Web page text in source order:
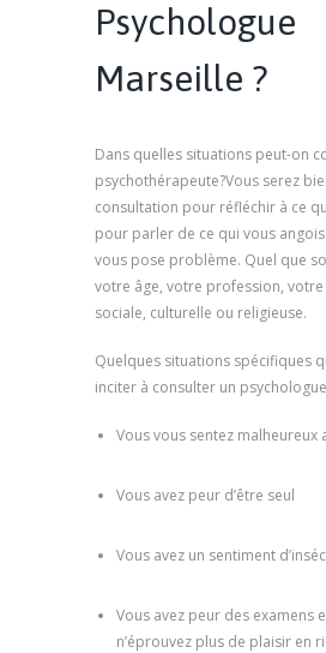
Psychologue
Marseille ?
Dans quelles situations peut-on
psychothérapeute?Vous serez
consultation pour réfléchir à ce
pour parler de ce qui vous
vous pose problème. Quel que
votre âge, votre profession,
sociale, culturelle ou religieuse.
Quelques situations spécifiques
inciter à consulter un
Vous vous sentez malheureux
Vous avez peur d’être seul
Vous avez un sentiment
Vous avez peur des examens
n’éprouvez plus de plaisir en